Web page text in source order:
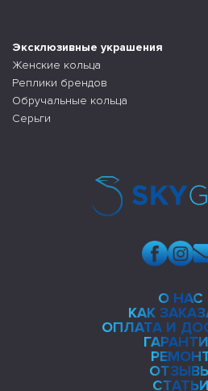
Эксклюзивные украшения
Женские кольца
Реплики брендов
Обручальные кольца
Серьги
О НАС
КАК
ОПЛАТА И
СТАТЬИ